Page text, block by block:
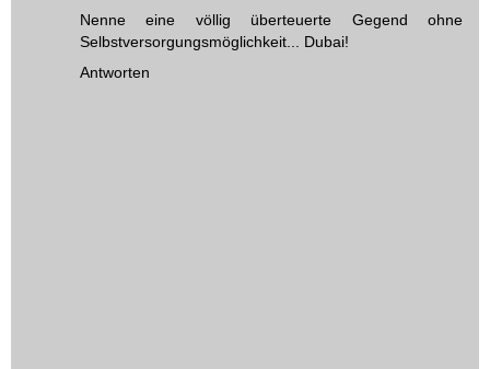
Nenne eine völlig überteuerte Gegend ohne
Selbstversorgungsmöglichkeit... Dubai!
Antworten